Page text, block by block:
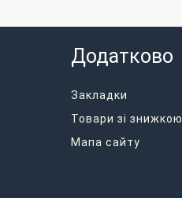
Додатково
Закладки
Товари зі знижкою
Мапа сайту